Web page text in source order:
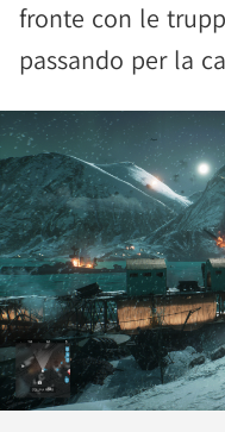
fronte con le
passando per la